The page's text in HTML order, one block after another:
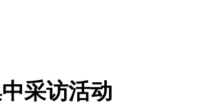
采访活动